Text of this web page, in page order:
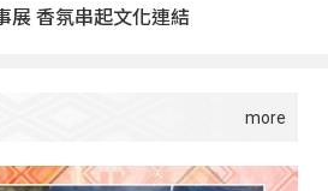
展 香氛串起文化連結